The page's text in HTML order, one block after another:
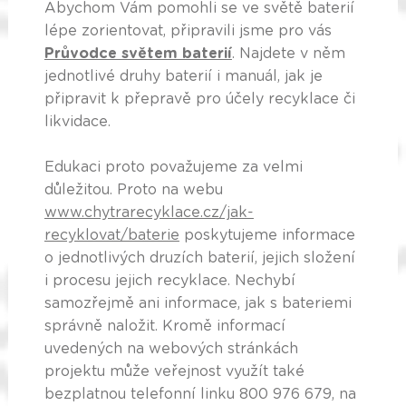
Abychom Vám pomohli se ve světě baterií
lépe zorientovat, připravili jsme pro vás
Průvodce světem baterií. Najdete v něm
jednotlivé druhy baterií i manuál, jak je
připravit k přepravě pro účely recyklace či
likvidace.
Edukaci proto považujeme za velmi
důležitou. Proto na webu
www.chytrarecyklace.cz/jak-
recyklovat/baterie poskytujeme informace
o jednotlivých druzích baterií, jejich složení
i procesu jejich recyklace. Nechybí
samozřejmě ani informace, jak s bateriemi
správně naložit. Kromě informací
uvedených na webových stránkách
projektu může veřejnost využít také
bezplatnou telefonní linku 800 976 679, na